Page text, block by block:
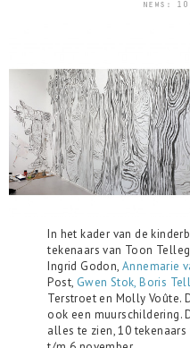
news:
In het kader van de
tekenaars van Toon
Ingrid Godon,Annemarie
Post, Gwen Stok, Boris
Terstroet en Molly Voûte.
ook een muurschildering.
alles te zien, 10